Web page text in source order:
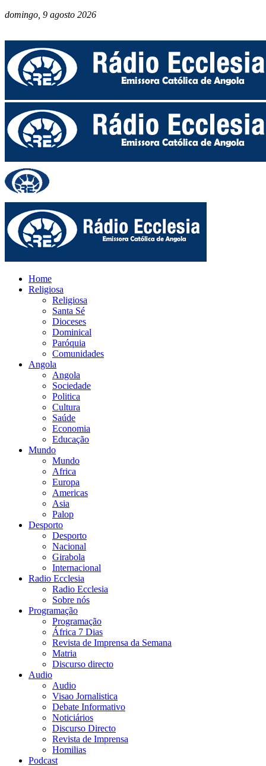
domingo, 9 agosto 2026
Home
Religiosa
Religiosa
Santa Sé
Dioceses
Dominical
Paróquia
Comunidades
Angola
Angola
Sociedade
Politica
Cultura
Saúde
Economia
Educação
Mundo
Mundo
Africa
Europa
Americas
Asia
Palop
Desporto
Desporto
Nacional
Girabola
Internacional
Radio Ecclesia
Radio Ecclesia
Sobre nós
Programação
Programação
África 7 Dias
Revista de Imprensa da Semana
Matria
Discurso directo
Audio
Audio
Visao Jornalistica
Debate Informativo
Noticiários
Discurso Directo
Revista de Imprensa
Homilias
Podcast